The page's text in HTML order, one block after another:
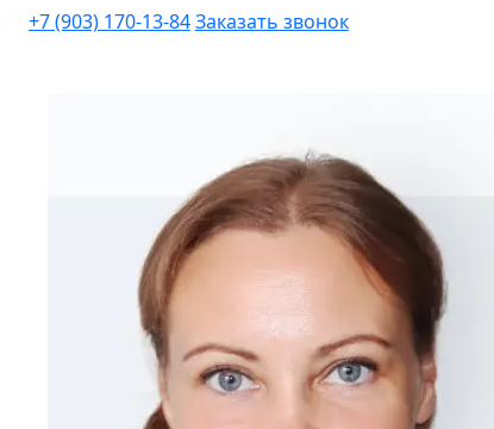
+7 (903) 170-13-84Заказать звонок